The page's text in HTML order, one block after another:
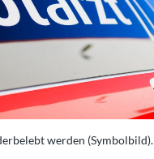
werden (Symbolbild).